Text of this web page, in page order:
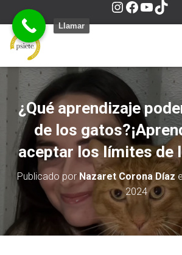
I
t
a
g
r
F
c
e
b
o
o
Y
u
T
u
b
e
T
T
o
k
¿Qué aprendizaje
de los
aceptar los límites de
Publicado por Nazaret Corona Díaz
2024
Llamar